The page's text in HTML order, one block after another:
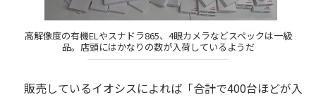
高解像度の有機ELやスナドラ865、4眼カメラなどスペックは一級
品。店頭にはかなりの数が入荷しているようだ
販売しているイオシスによれば「合計で400台ほどが入